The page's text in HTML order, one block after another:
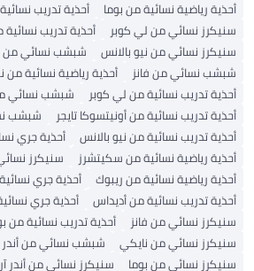
أحذية رياضية نسائية من بوما
أحذية تدريب
سنيكرز نسائي من لي كوبر
أحذية تدريب نسائية
سنيكرز نسائي من نيو بالانس
شبشب نسائي من
شبشب نسائي من فانز
أحذية رياضية نسائية من
أحذية تدريب نسائية من لي كوبر
شبشب نسائي من
أحذية تدريب نسائية من أونيتسوكا تايجر
شبشب
أحذية تدريب نسائية من نيو بالانس
أحذية جري
أحذية رياضية نسائية من سكيتشرز
سنيكرز
أحذية رياضية نسائية من ريبوك
أحذية جري نسائية
أحذية تدريب نسائية من أديداس
أحذية جري نسائية
سنيكرز نسائي من فانز
أحذية تدريب نسائية من بوما
سنيكرز نسائي من نايكي
شبشب نسائي من أندر
سنيكرز نسائي من بوما
سنيكرز نسائي من أندر